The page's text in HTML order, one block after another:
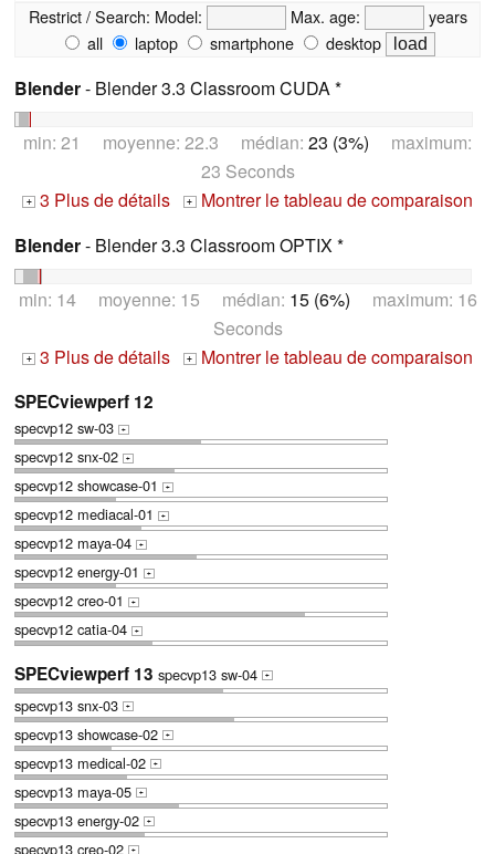
Restrict / Search: Model: Max. age:
years
all
laptop smartphone desktop
Blender- Blender 3.3 Classroom CUDA *
min: 21 moyenne: 22.3 médian: 23 (3%) maximum:
23 Seconds
+ 3 Plus de détails + Montrer le tableau de comparaison
Blender- Blender 3.3 Classroom OPTIX *
min: 14 moyenne: 15 médian: 15 (6%) maximum: 16
Seconds
+ 3 Plus de détails + Montrer le tableau de comparaison
SPECviewperf 12
specvp12 sw-03 +
specvp12 snx-02 +
specvp12 showcase-01 +
specvp12 mediacal-01 +
specvp12 maya-04 +
specvp12 energy-01 +
specvp12 creo-01 +
specvp12 catia-04 +
SPECviewperf 13 specvp13 sw-04 +
specvp13 snx-03 +
specvp13 showcase-02 +
specvp13 medical-02 +
specvp13 maya-05 +
specvp13 energy-02 +
specvp13 creo-02 +